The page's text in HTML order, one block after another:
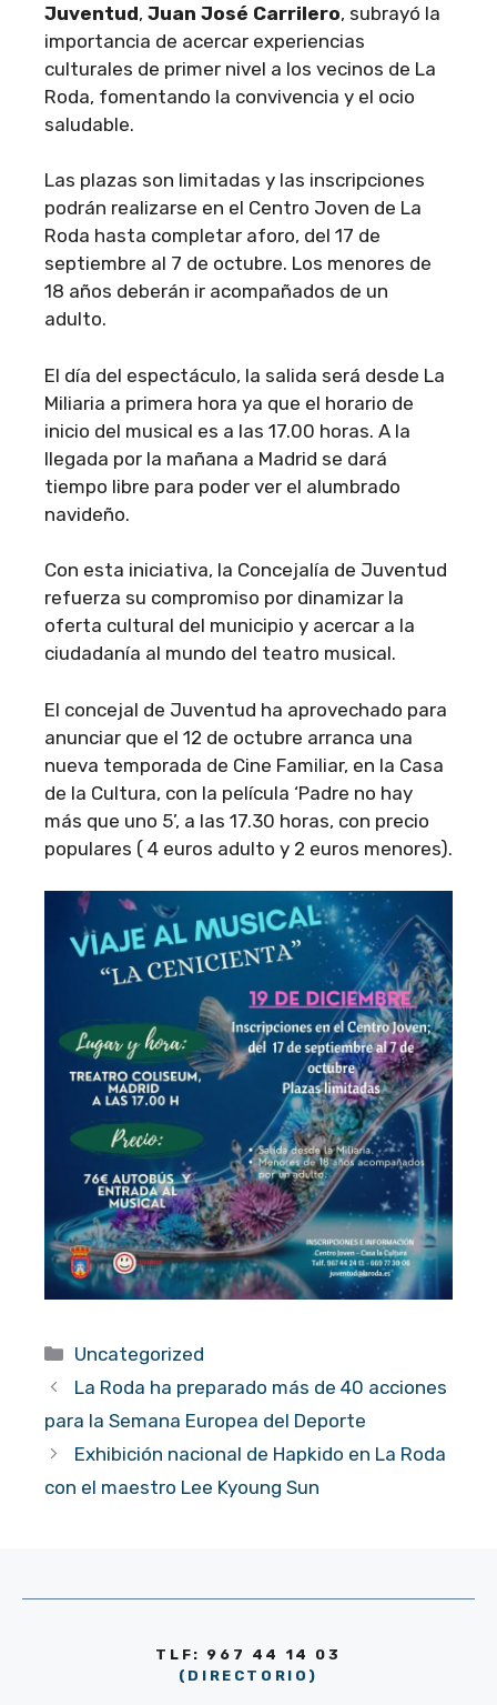
Juventud, Juan José Carrilero, subrayó la
importancia de acercar experiencias
culturales de primer nivel a los vecinos de La
Roda, fomentando la convivencia y el ocio
saludable.
Las plazas son limitadas y las inscripciones
podrán realizarse en el Centro Joven de La
Roda hasta completar aforo, del 17 de
septiembre al 7 de octubre. Los menores de
18 años deberán ir acompañados de un
adulto.
El día del espectáculo, la salida será desde La
Miliaria a primera hora ya que el horario de
inicio del musical es a las 17.00 horas. A la
llegada por la mañana a Madrid se dará
tiempo libre para poder ver el alumbrado
navideño.
Con esta iniciativa, la Concejalía de Juventud
refuerza su compromiso por dinamizar la
oferta cultural del municipio y acercar a la
ciudadanía al mundo del teatro musical.
El concejal de Juventud ha aprovechado para
anunciar que el 12 de octubre arranca una
nueva temporada de Cine Familiar, en la Casa
de la Cultura, con la película ‘Padre no hay
más que uno 5’, a las 17.30 horas, con precio
populares ( 4 euros adulto y 2 euros menores).
Categorías
Uncategorized
La Roda ha preparado más de 40 acciones
para la Semana Europea del Deporte
Exhibición nacional de Hapkido en La Roda
con el maestro Lee Kyoung Sun
TLF: 967 44 14 03
(DIRECTORIO)